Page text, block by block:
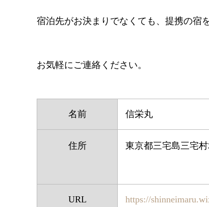
宿泊先がお決まりでなくても、提携の宿
お気軽にご連絡ください。​
名前 信栄丸
住所 東京都三宅島三宅
URL https://